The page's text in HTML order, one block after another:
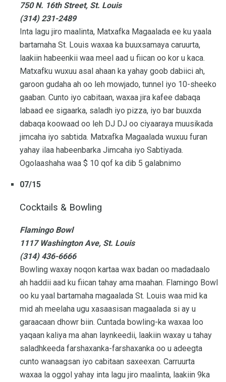
750 N. 16th Street, St. Louis
(314) 231-2489
Inta lagu jiro maalinta, Matxafka Magaalada ee ku yaala
bartamaha St. Louis waxaa ka buuxsamaya caruurta,
laakiin habeenkii waa meel aad u fiican oo kor u kaca.
Matxafku wuxuu asal ahaan ka yahay goob dabiici ah,
garoon gudaha ah oo leh mowjado, tunnel iyo 10-sheeko
gaaban. Cunto iyo cabitaan, waxaa jira kafee dabaqa
labaad ee sigaarka, saladh iyo pizza, iyo bar buuxda
dabaqa koowaad oo leh DJ DJ oo ciyaaraya muusikada
jimcaha iyo sabtida. Matxafka Magaalada wuxuu furan
yahay ilaa habeenbarka Jimcaha iyo Sabtiyada.
Ogolaashaha waa $ 10 qof ka dib 5 galabnimo
07/15
Cocktails & Bowling
Flamingo Bowl
1117 Washington Ave, St. Louis
(314) 436-6666
Bowling waxay noqon kartaa wax badan oo madadaalo
ah haddii aad ku fiican tahay ama maahan. Flamingo Bowl
oo ku yaal bartamaha magaalada St. Louis waa mid ka
mid ah meelaha ugu xasaasisan magaalada si ay u
garaacaan dhowr biin. Cuntada bowling-ka waxaa loo
yaqaan kaliya ma ahan laynkeedii, laakiin waxay u tahay
saladhkeeda farshaxanka-farshaxanka oo u adeegta
cunto wanaagsan iyo cabitaan saxeexan. Carruurta
waxaa la oggol yahay inta lagu jiro maalinta, laakiin 9ka